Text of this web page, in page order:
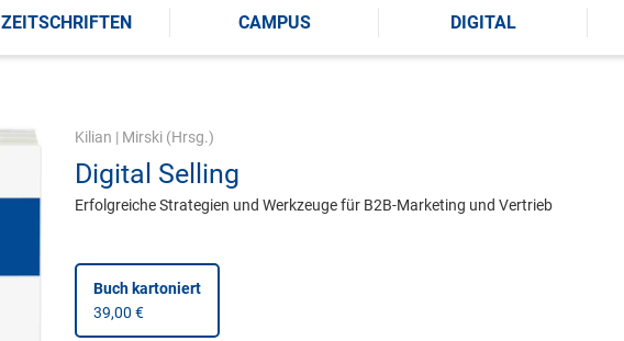
ZEITSCHRIFTEN CAMPUS DIGITAL
Kilian | Mirski(Hrsg.)
Digital Selling
Erfolgreiche Strategien und Werkzeuge für B2B-Marketing und Vertrieb
Buch kartoniert
39,00 €